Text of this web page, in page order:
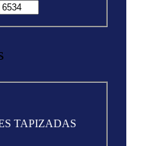
TAPIZADAS